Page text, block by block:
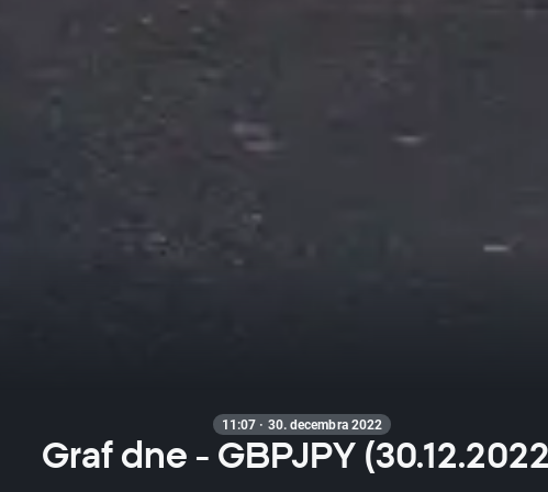
11:07 · 30. decembra 2022
Graf dne - GBPJPY